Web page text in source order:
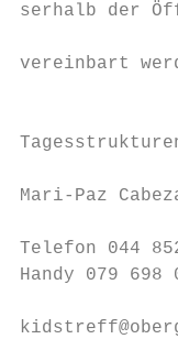
serhalb der
vereinbart
Mari-Paz
Telefon
Handy 079